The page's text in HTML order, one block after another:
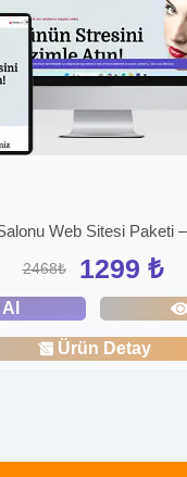
Web Sitesi Paketi
2468₺ 1299 ₺
Ürün Detay